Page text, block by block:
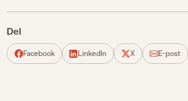
Del
Facebook LinkedIn X E-post